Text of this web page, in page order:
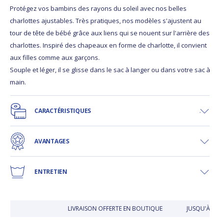
Protégez vos bambins des rayons du soleil avec nos belles
charlottes ajustables. Très pratiques, nos modèles s'ajustent au
tour de tête de bébé grâce aux liens qui se nouent sur l'arrière des
charlottes. Inspiré des chapeaux en forme de charlotte, il convient
aux filles comme aux garçons.
Souple et léger, il se glisse dans le sac à langer ou dans votre sac à
main.
CARACTÉRISTIQUES
AVANTAGES
ENTRETIEN
LIVRAISON OFFERTE EN BOUTIQUE JUSQU'À